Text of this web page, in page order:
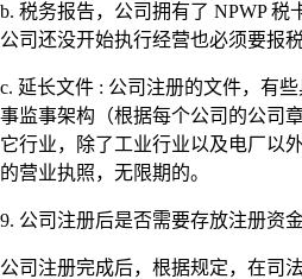
b. 税务报告，公司拥有了 NPWP
公司还没开始执行经营也必须要报
c. 延长文件 : 公司注册的文件，有
事监事架构（根据每个公司的公司
它行业，除了工业行业以及电厂以
的营业执照，无限期的。
9. 公司注册后是否需要存放注册资
公司注册完成后，根据规定，在司